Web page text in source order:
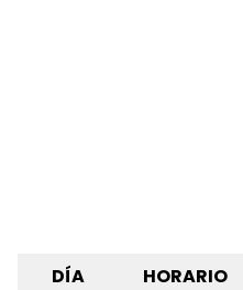
DÍA
HORARIO